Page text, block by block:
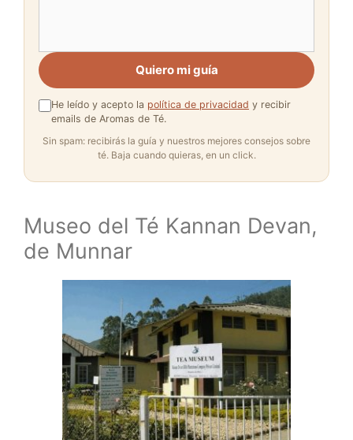
Quiero mi guía
He leído y acepto la política de privacidad y recibir
emails de Aromas de Té.
Sin spam: recibirás la guía y nuestros mejores consejos sobre
té. Baja cuando quieras, en un click.
Museo del Té Kannan Devan,
de Munnar